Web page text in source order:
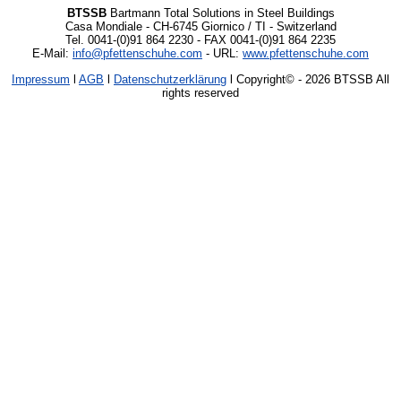
BTSSBBartmann Total Solutions in Steel Buildings
Casa Mondiale - CH-6745 Giornico / TI - Switzerland
Tel. 0041-(0)91 864 2230 - FAX 0041-(0)91 864 2235
E-Mail: info@pfettenschuhe.com - URL: www.pfettenschuhe.com
Impressum l AGB l Datenschutzerklärung l Copyright© - 2026 BTSSB All
rights reserved